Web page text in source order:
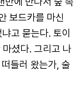
보드카를 마신
고 묻는다. 토이
셨다. 그리고 나
들러 왔는가, 술